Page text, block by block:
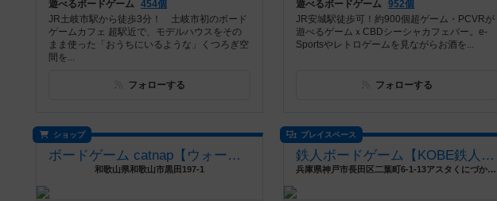
遊べるボードゲーム 454個
JR土岐市駅から徒歩3分！ 土岐市初のボード
ゲームカフェ 超駅近で、モデルハウスをその
まま使った「おうちにいるような」くつろぎ空
間を...
フォローする
遊べるボードゲーム 952個
JR安城駅徒歩可！約900個超ゲーム・PCVRが
遊べるゲームｘCBDシーシャカフェバー。e-
Sportsやレトロゲームを見ながらお酒を...
フォローする
ショップ
ボードゲーム catnap【ウォーハンマー・シタデルカラー取扱店】
和歌山県和歌山市黒田197-1
プレイスペース
鉄人ボードゲーム【KOBE鉄人三国志ギャラリー】
兵庫県神戸市長田区二葉町6-1-13アスタくにづか6番館東棟1階